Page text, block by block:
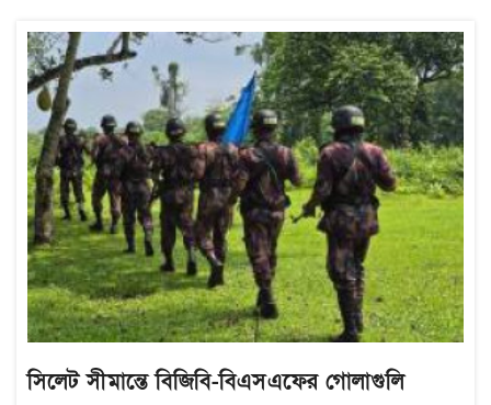
সিলেট সীমান্তে বিজিবি-বিএসএফের গোলাগুলি